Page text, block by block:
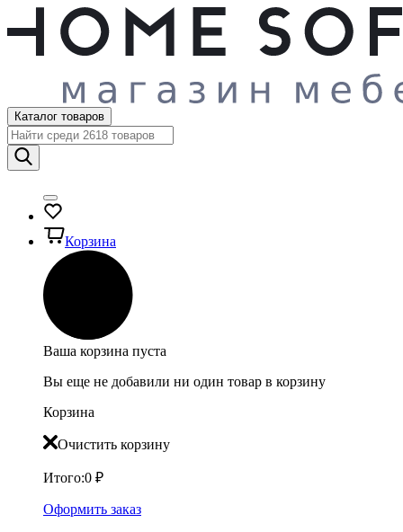
Каталог товаров
Корзина
Ваша корзина пуста
Вы еще не добавили ни один товар в корзину
Корзина
Очистить корзину
Итого:0 ₽
Оформить заказ